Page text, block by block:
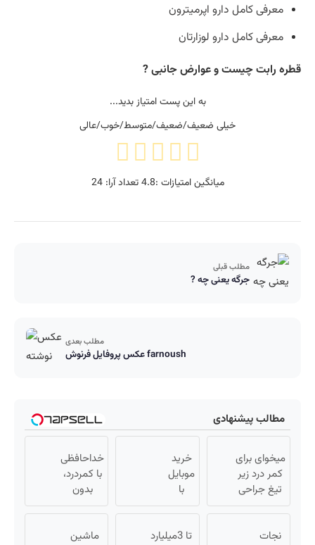
معرفی کامل دارو اپرمیترون
معرفی کامل دارو لوزارتان
قطره رابت چیست و عوارض جانبی ?
به این پست امتیاز بدید...
خیلی ضعیف/ضعیف/متوسط/خوب/عالی
میانگین امتیازات :4.8تعداد آرا:24
مطلب قبلی
جرگه یعنی چه ?
مطلب بعدی
عکس پروفایل فرنوش farnoush
مطالب پیشنهادی
میخوای برای
کمر درد زیر
تیغ جراحی
بری؟!
رو پر کن◖
خرید
موبایل
با
اسنپ
در ۴
خداحافظی
با کمردرد،
بدون
قرص و
نجات
تا 3میلیارد
ماشین